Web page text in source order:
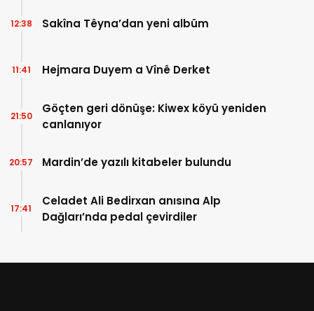
Sakîna Têyna’dan yeni albüm
12:38
Hejmara Duyem a Vînê Derket
11:41
Göçten geri dönüşe: Kiwex köyü yeniden
canlanıyor
21:50
Mardin’de yazılı kitabeler bulundu
20:57
Celadet Ali Bedirxan anısına Alp
Dağları’nda pedal çevirdiler
17:41